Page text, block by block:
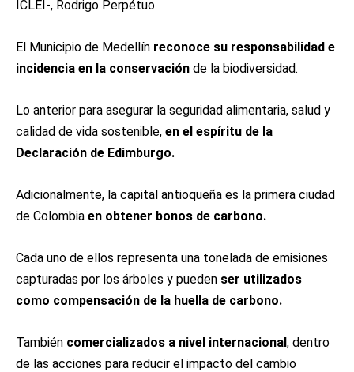
ICLEI-, Rodrigo Perpétuo.
El Municipio de Medellín reconoce su responsabilidad e
incidencia en la conservación de la biodiversidad.
Lo anterior para asegurar la seguridad alimentaria, salud y
calidad de vida sostenible, en el espíritu de la
Declaración de Edimburgo.
Adicionalmente, la capital antioqueña es la primera ciudad
de Colombia en obtener bonos de carbono.
Cada uno de ellos representa una tonelada de emisiones
capturadas por los árboles y pueden ser utilizados
como compensación de la huella de carbono.
También comercializados a nivel internacional, dentro
de las acciones para reducir el impacto del cambio